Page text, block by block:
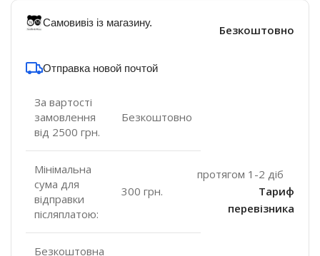
Самовивіз із магазину.
Безкоштовно
Отправка новой почтой
За вартості
замовлення
від 2500 грн.
Безкоштовно
Мінімальна
сума для
відправки
післяплатою:
300 грн.
Безкоштовна
протягом 1-2 діб
Тариф
перевізника